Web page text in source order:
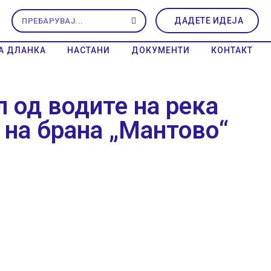
ДАДЕТЕ ИДЕЈА
ДЛАНКА НАСТАНИ ДОКУМЕНТИ КОНТАКТ
од водите на река
брана „Мантово“